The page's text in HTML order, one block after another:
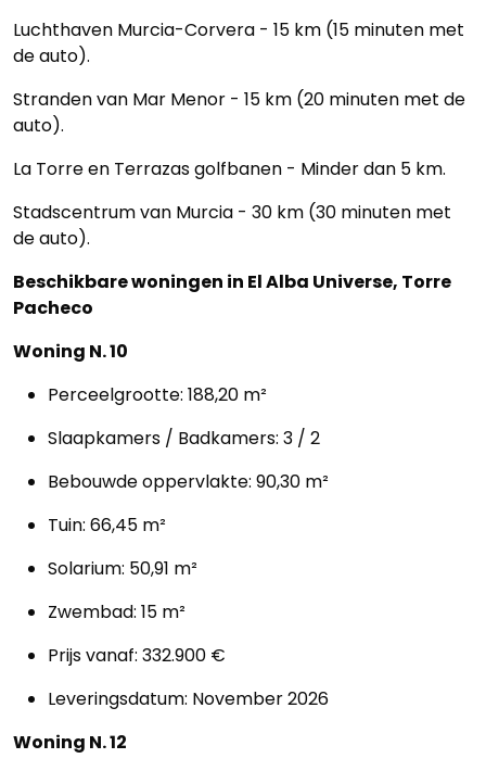
Luchthaven Murcia-Corvera - 15 km (15 minuten met
de auto).
Stranden van Mar Menor - 15 km (20 minuten met de
auto).
La Torre en Terrazas golfbanen - Minder dan 5 km.
Stadscentrum van Murcia - 30 km (30 minuten met
de auto).
Beschikbare woningen in El Alba Universe, Torre
Pacheco
Woning N. 10
Perceelgrootte: 188,20 m²
Slaapkamers / Badkamers: 3 / 2
Bebouwde oppervlakte: 90,30 m²
Tuin: 66,45 m²
Solarium: 50,91 m²
Zwembad: 15 m²
Prijs vanaf: 332.900 €
Leveringsdatum: November 2026
Woning N. 12